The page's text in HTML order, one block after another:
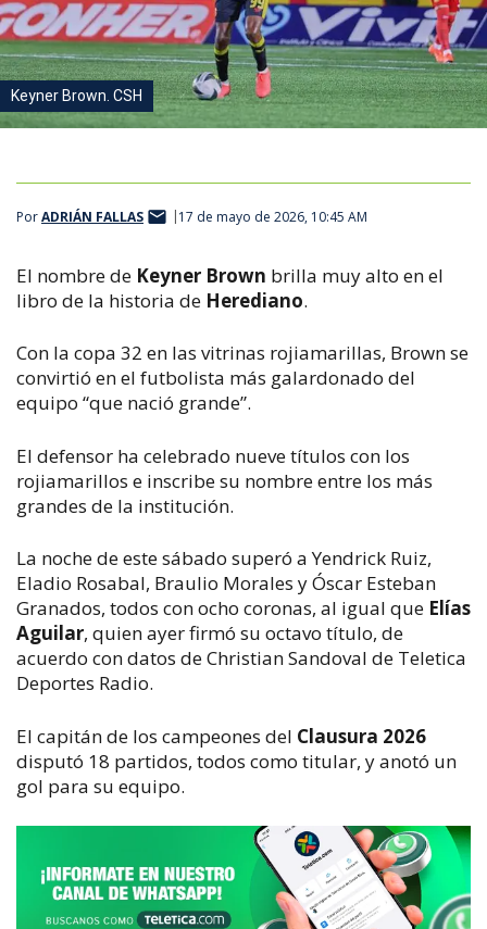
Keyner Brown. CSH
PorADRIÁN FALLAS 17 de mayo de 2026, 10:45 AM
El nombre de Keyner Brown brilla muy alto en el
libro de la historia de Herediano.
Con la copa 32 en las vitrinas rojiamarillas, Brown se
convirtió en el futbolista más galardonado del
equipo “que nació grande”.
El defensor ha celebrado nueve títulos con los
rojiamarillos e inscribe su nombre entre los más
grandes de la institución.
La noche de este sábado superó a Yendrick Ruiz,
Eladio Rosabal, Braulio Morales y Óscar Esteban
Granados, todos con ocho coronas, al igual que Elías
Aguilar, quien ayer firmó su octavo título, de
acuerdo con datos de Christian Sandoval de Teletica
Deportes Radio.
El capitán de los campeones del Clausura 2026
disputó 18 partidos, todos como titular, y anotó un
gol para su equipo.